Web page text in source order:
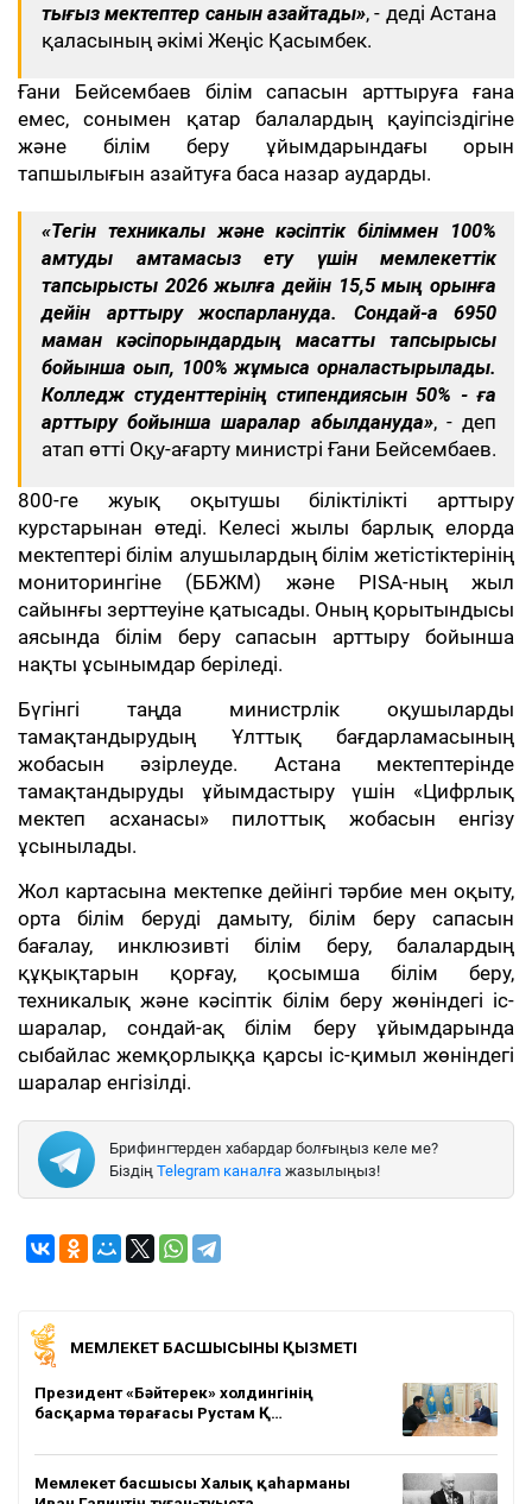
тығыз мектептер санын азайтады», - деді Астана
қаласының әкімі Жеңіс Қасымбек.
Ғани Бейсембаев білім сапасын арттыруға ғана
емес, сонымен қатар балалардың қауіпсіздігіне
және білім беру ұйымдарындағы орын
тапшылығын азайтуға баса назар аударды.
«Тегін техникалық және кәсіптік біліммен 100%
қамтуды қамтамасыз ету үшін мемлекеттік
тапсырысты 2026 жылға дейін 15,5 мың орынға
дейін арттыру жоспарлануда. Сондай-ақ 6950
маман кәсіпорындардың мақсатты тапсырысы
бойынша оқып, 100% жұмысқа орналастырылады.
Колледж студенттерінің стипендиясын 50% - ға
арттыру бойынша шаралар қабылдануда», - деп
атап өтті Оқу-ағарту министрі Ғани Бейсембаев.
800-ге жуық оқытушы біліктілікті арттыру
курстарынан өтеді. Келесі жылы барлық елорда
мектептері білім алушылардың білім жетістіктерінің
мониторингіне (ББЖМ) және PISA-ның жыл
сайынғы зерттеуіне қатысады. Оның қорытындысы
аясында білім беру сапасын арттыру бойынша
нақты ұсынымдар беріледі.
Бүгінгі таңда министрлік оқушыларды
тамақтандырудың Ұлттық бағдарламасының
жобасын әзірлеуде. Астана мектептерінде
тамақтандыруды ұйымдастыру үшін «Цифрлық
мектеп асханасы» пилоттық жобасын енгізу
ұсынылады.
Жол картасына мектепке дейінгі тәрбие мен оқыту,
орта білім беруді дамыту, білім беру сапасын
бағалау, инклюзивті білім беру, балалардың
құқықтарын қорғау, қосымша білім беру,
техникалық және кәсіптік білім беру жөніндегі іс-
шаралар, сондай-ақ білім беру ұйымдарында
сыбайлас жемқорлыққа қарсы іс-қимыл жөніндегі
шаралар енгізілді.
Брифингтерден хабардар болғыңыз келе ме?
Біздің Telegram каналға жазылыңыз!
МЕМЛЕКЕТ БАСШЫСЫНЫҢ ҚЫЗМЕТІ
Президент «Бәйтерек» холдингінің
басқарма төрағасы Рустам Қ…
Мемлекет басшысы Халық қаһарманы